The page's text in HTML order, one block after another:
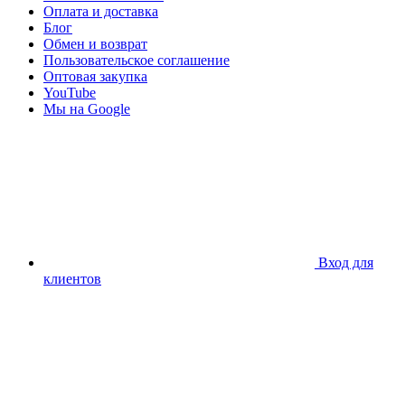
Оплата и доставка
Блог
Обмен и возврат
Пользовательское соглашение
Оптовая закупка
YouTube
Мы на Google
Вход для
клиентов